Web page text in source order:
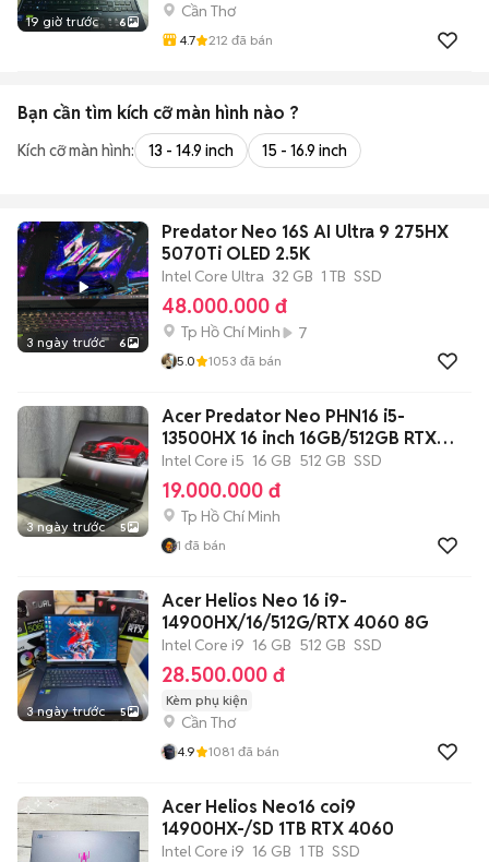
19 giờ trước 6
Cần Thơ
4.7 212 đã bán
Bạn cần tìm kích cỡ màn hình nào ?
Kích cỡ màn hình: 13 - 14.9 inch 15 - 16.9 inch
3 ngày trước 6
Predator Neo 16S AI Ultra 9 275HX
5070Ti OLED 2.5K
Intel Core Ultra 32 GB 1 TB SSD
48.000.000 đ
Tp Hồ Chí Minh 7
5.0 1053 đã bán
3 ngày trước 5
Acer Predator Neo PHN16 i5-
13500HX 16 inch 16GB/512GB RTX
4050
Intel Core i5 16 GB 512 GB SSD
19.000.000 đ
Tp Hồ Chí Minh
1 đã bán
3 ngày trước 5
Acer Helios Neo 16 i9-
14900HX/16/512G/RTX 4060 8G
Intel Core i9 16 GB 512 GB SSD
28.500.000 đ
Kèm phụ kiện
Cần Thơ
4.9 1081 đã bán
Acer Helios Neo16 coi9
14900HX-/SD 1TB RTX 4060
Intel Core i9 16 GB 1 TB SSD